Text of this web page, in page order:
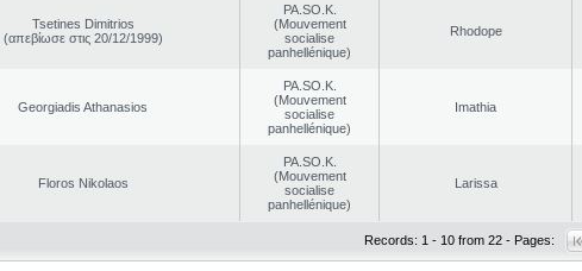
Tsetines Dimitrios
(απεβίωσε στις 20/12/1999)
PA.SO.K.
(Mouvement
socialise
panhellénique)
Rhodope
Georgiadis Athanasios
PA.SO.K.
(Mouvement
socialise
panhellénique)
Imathia
Floros Nikolaos
PA.SO.K.
(Mouvement
socialise
panhellénique)
Larissa
Records: 1 - 10 from 22 - Pages: